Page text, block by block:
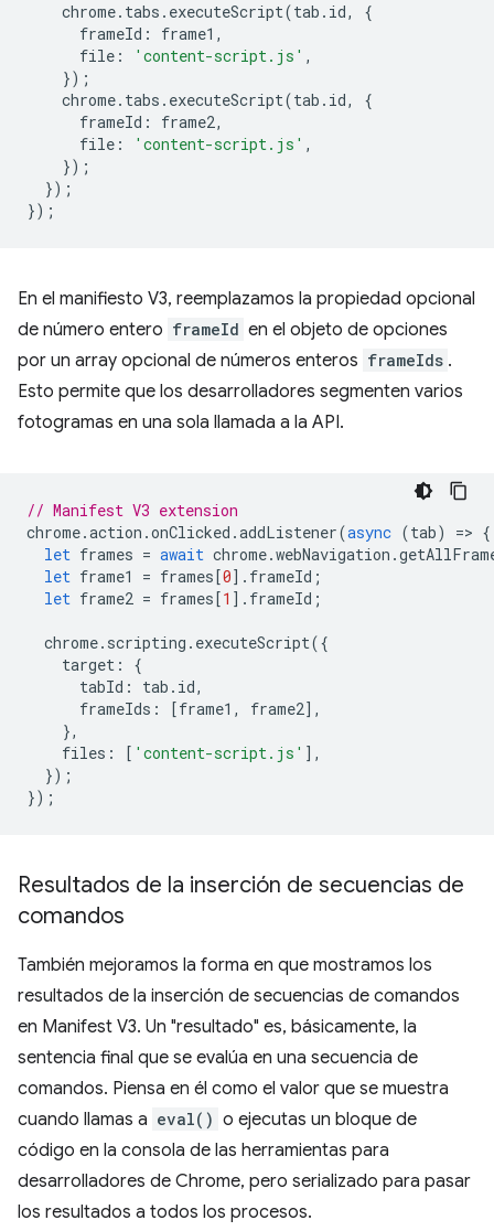
chrome. tabs . executeScript(tab . id,
{
frameId : frame1 ,
file : 'content-script.js' ,
});
chrome. tabs . executeScript(tab . id,
{
frameId : frame2,
file : 'content-script.js' ,
});
});
});
En el manifiesto V3, reemplazamos la propiedad opcional
de número entero frameId en el objeto de opciones
por un array opcional de números enteros frameIds .
Esto permite que los desarrolladores segmenten varios
fotogramas en una sola llamada a la API.
// Manifest V3 extension
chrome.action .onClicked .addListener(async (tab) => {
let frames = await chrome.webNavigation .
let frame1 = frames[0]. frameId ;
let frame2 = frames[1 ]. frameId ;
chrome. scripting . executeScript({
target :
{
tabId : tab . id,
frameIds : [frame1 , frame2],
},
files : [ 'content-script.js' ],
});
});
Resultados de la inserción de secuencias de
comandos
También mejoramos la forma en que mostramos los
resultados de la inserción de secuencias de comandos
en Manifest V3. Un "resultado" es, básicamente, la
sentencia final que se evalúa en una secuencia de
comandos. Piensa en él como el valor que se muestra
cuando llamas a eval() o ejecutas un bloque de
código en la consola de las herramientas para
desarrolladores de Chrome, pero serializado para pasar
los resultados a todos los procesos.